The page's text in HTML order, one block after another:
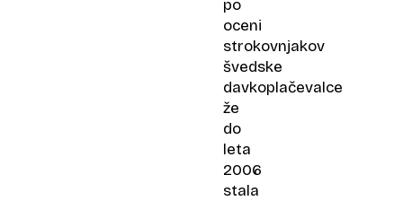
po
oceni
strokovnjakov
švedske
davkoplačevalce
že
do
leta
2006
stala